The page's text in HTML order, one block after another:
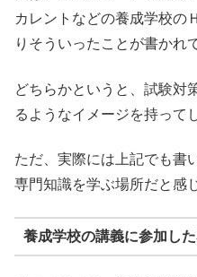
カレントなどの養成学校の
りそういったことが書かれ
どちらかというと、試験対
るようなイメージを持って
ただ、実際には上記でも書
専門知識を学ぶ場所だと感
養成学校の講義に参加し